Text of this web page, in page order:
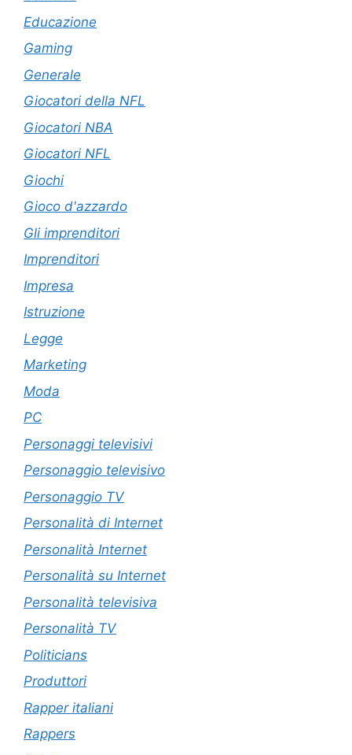
Educazione
Gaming
Generale
Giocatori della NFL
Giocatori NBA
Giocatori NFL
Giochi
Gioco d'azzardo
Gli imprenditori
Imprenditori
Impresa
Istruzione
Legge
Marketing
Moda
PC
Personaggi televisivi
Personaggio televisivo
Personaggio TV
Personalità di Internet
Personalità Internet
Personalità su Internet
Personalità televisiva
Personalità TV
Politicians
Produttori
Rapper italiani
Rappers